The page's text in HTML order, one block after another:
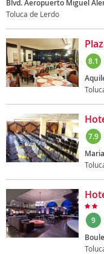
Blvd. Aeropuerto Miguel
Toluca de Lerdo
8.1
7.9
9